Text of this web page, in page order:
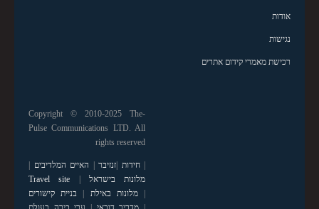
אודות
נגישות
רכישת מאמרי קידום אתרים
Copyright © 2010-2025 The-
Pulse Communications LTD. All
rights reserved
|חידות |זנזיבר | האיים המלדיבים |
מלונות בישראל |
Travel site
|מלונות באילת | בניית קישורים